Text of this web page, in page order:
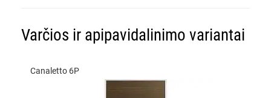
Varčios ir apipavidalinimo variantai
Canaletto 6P